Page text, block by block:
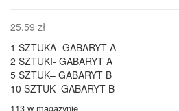
25,59 zł
1 SZTUKA- GABARYT A
2 SZTUKI- GABARYT A
5 SZTUK– GABARYT B
10 SZTUK- GABARYT B
113 w magazynie